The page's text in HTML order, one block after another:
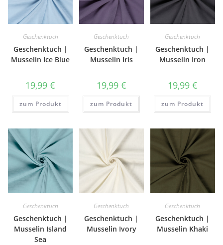
Geschenktuch
Geschenktuch |
Musselin Ice Blue
19,99€
zum Produkt
Geschenktuch
Geschenktuch |
Musselin Iris
19,99 €
zum Produkt
Geschenktuch
Geschenktuch |
Musselin Iron
19,99 €
zum Produkt
Geschenktuch
Geschenktuch |
Musselin Island
Sea
Geschenktuch
Geschenktuch |
Musselin Ivory
Geschenktuch
Geschenktuch |
Musselin Khaki